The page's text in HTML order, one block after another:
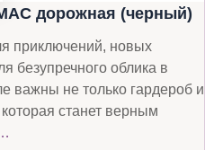
дорожная (черный)
приключений, новых
безупречного облика в
важны не только гардероб и
станет верным